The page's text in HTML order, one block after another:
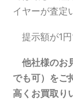
イヤーが査定
提示額が1円
他社様のお
でも可）をご
高くお買取り